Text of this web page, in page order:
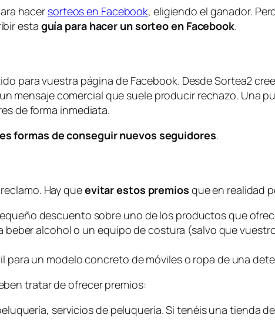
hacer sorteos en Facebook, eligiendo el ganador.
esta guía para hacer un sorteo en Facebook.
para vuestra página de Facebook. Desde Sortea2
mensaje comercial que suele producir rechazo. Una
de forma inmediata.
formas de conseguir nuevos seguidores.
Hay queevitar estos premios que en realidad
descuento sobre uno de los productos que
alcohol o un equipo de costura (salvo que
para un modelo concreto de móviles o ropa de una
tratar de ofrecer premios:
servicios de peluquería. Si tenéis una tienda